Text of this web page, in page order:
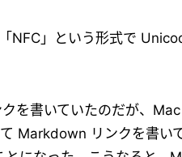
NFC」という形式で
書いていたのだが、Mac
Markdown リンクを書い